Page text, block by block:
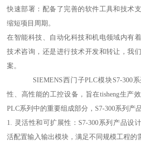
快速部署：配备了完善的软件工具和技术
缩短项目周期。
在智能科技、自动化科技和机电领域内有
技术咨询，还是进行技术开发和转让，我
案。
SIEMENS西门子PLC模块S7-300系
性、高性能的工控设备，旨在tisheng生产
PLC系列中的重要组成部分，S7-300系列产
1. 灵活性和可扩展性：S7-300系列产品设
活配置输入输出模块，满足不同规模工程的